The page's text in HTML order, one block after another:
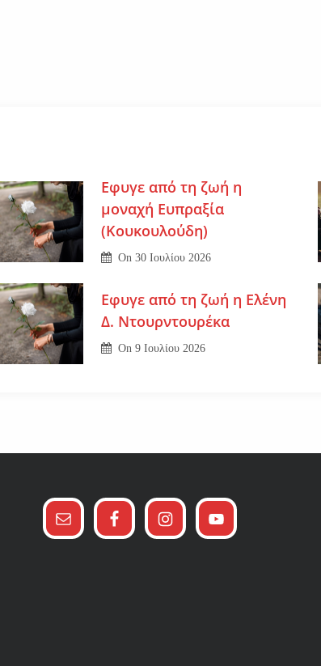
Εφυγε από τη ζωή η
μοναχή Ευπραξία
(Κουκουλούδη)
On30 Ιουλίου 2026
Εφυγε από τη ζωή η Ελένη
Δ. Ντουρντουρέκα
On9 Ιουλίου 2026